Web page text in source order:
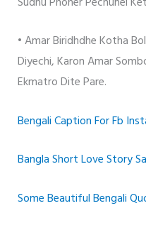
• Amar Biridhdhe Kotha
Diyechi, Karon Amar
Ekmatro Dite Pare.
Bengali Caption For Fb
Bangla Short Love Story
Some Beautiful Bengali